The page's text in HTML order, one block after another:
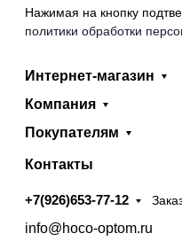
Нажимая на кнопку
политики обработки
Интернет-магазин
Компания
Покупателям
Контакты
+7(926)653-77-12
info@hoco-optom.ru